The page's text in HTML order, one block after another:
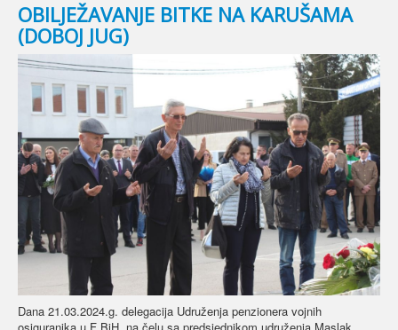
OBILJEŽAVANJE BITKE NA KARUŠAMA
(DOBOJ JUG)
Dana 21.03.2024.g. delegacija Udruženja penzionera vojnih